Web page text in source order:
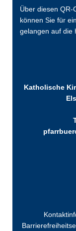
Über diesen QR-
können Sie für
gelangen auf die
Katholische